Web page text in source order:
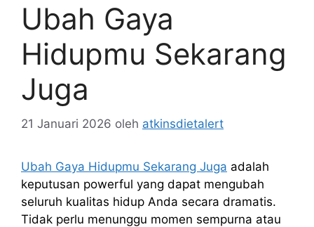
Ubah Gaya
Hidupmu Sekarang
Juga
21 Januari 2026 oleh atkinsdietalert
Ubah Gaya Hidupmu Sekarang Juga adalah
keputusan powerful yang dapat mengubah
seluruh kualitas hidup Anda secara dramatis.
Tidak perlu menunggu momen sempurna atau